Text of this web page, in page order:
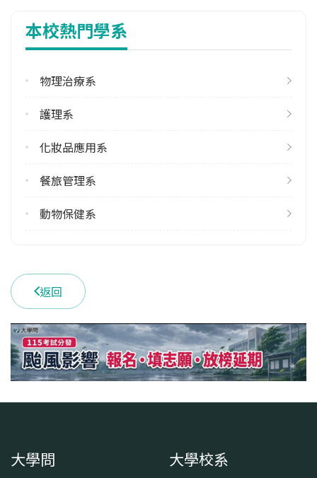
113學年度雙聯學位合作校數
學校電話
臺中市沙鹿區臺灣大道六段1018號
本校熱門學系
物理治療系
護理系
化妝品應用系
餐旅管理系
動物保健系
返回
大學問 大學校系